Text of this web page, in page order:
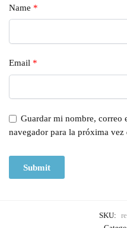
Name *
Email *
Guardar mi nombre, correo
navegador para la próxima vez
SKU: